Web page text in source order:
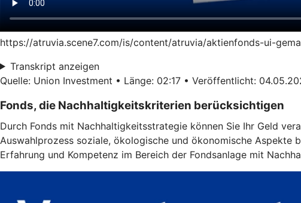
https://atruvia.scene7.com/is/content/atruvia/aktienfonds-ui-
Transkript anzeigen
Quelle: Union Investment • Länge: 02:17 • Veröffentlicht:
Fonds, die Nachhaltigkeitskriterien berücksichtigen
Durch Fonds mit Nachhaltigkeitsstrategie können Sie Ihr Geld
Auswahlprozess soziale, ökologische und ökonomische
Erfahrung und Kompetenz im Bereich der Fondsanlage mit